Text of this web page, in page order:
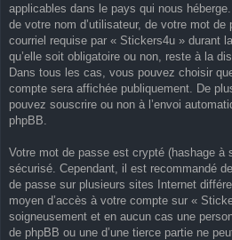
applicables dans le pays qui nous
de votre nom d’utilisateur, de votre mot
courriel requise par « Stickers4u » durant
qu’elle soit obligatoire ou non, reste à la
Dans tous les cas, vous pouvez choisir
compte sera affichée publiquement. De
pouvez souscrire ou non à l’envoi
phpBB.
Votre mot de passe est crypté (hashage à
sécurisé. Cependant, il est recommandé
de passe sur plusieurs sites Internet
moyen d’accès à votre compte sur «
soigneusement et en aucun cas une
de phpBB ou une d’une tierce partie ne